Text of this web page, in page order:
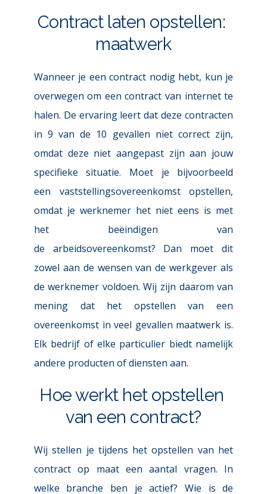
Contract laten opstellen:
maatwerk
Wanneer je een contract nodig hebt, kun je
overwegen om een contract van internet te
halen. De ervaring leert dat deze contracten
in 9 van de 10 gevallen niet correct zijn,
omdat deze niet aangepast zijn aan jouw
specifieke situatie. Moet je bijvoorbeeld
een vaststellingsovereenkomst opstellen,
omdat je werknemer het niet eens is met
het beëindigen van
de arbeidsovereenkomst? Dan moet dit
zowel aan de wensen van de werkgever als
de werknemer voldoen. Wij zijn daarom van
mening dat het opstellen van een
overeenkomst in veel gevallen maatwerk is.
Elk bedrijf of elke particulier biedt namelijk
andere producten of diensten aan.
Hoe werkt het opstellen
van een contract?
Wij stellen je tijdens het opstellen van het
contract op maat een aantal vragen. In
welke branche ben je actief? Wie is de